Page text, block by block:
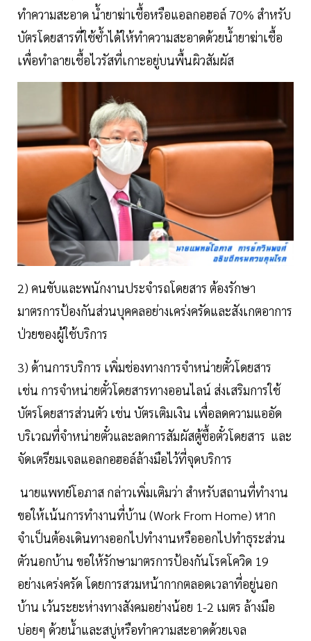
ทำความสะอาด น้ำยาฆ่าเชื้อหรือแอลกอฮอล์ 70% สำหรับ
บัตรโดยสารที่ใช้ซ้ำได้ให้ทำความสะอาดด้วยน้ำยาฆ่าเชื้อ
เพื่อทำลายเชื้อไวรัสที่เกาะอยู่บนพื้นผิวสัมผัส
2) คนขับและพนักงานประจำรถโดยสาร ต้องรักษา
มาตรการป้องกันส่วนบุคคลอย่างเคร่งครัดและสังเกตอาการ
ป่วยของผู้ใช้บริการ
3) ด้านการบริการ เพิ่มช่องทางการจำหน่ายตั๋วโดยสาร
เช่น การจำหน่ายตั๋วโดยสารทางออนไลน์ ส่งเสริมการใช้
บัตรโดยสารส่วนตัว เช่น บัตรเติมเงิน เพื่อลดความแออัด
บริเวณที่จำหน่ายตั๋วและลดการสัมผัสตู้ซื้อตั๋วโดยสาร และ
จัดเตรียมเจลแอลกอฮอล์ล้างมือไว้ที่จุดบริการ
นายแพทย์โอภาส กล่าวเพิ่มเติมว่า สำหรับสถานที่ทำงาน
ขอให้เน้นการทำงานที่บ้าน (Work From Home) หาก
จำเป็นต้องเดินทางออกไปทำงานหรือออกไปทำธุระส่วน
ตัวนอกบ้าน ขอให้รักษามาตรการป้องกันโรคโควิด 19
อย่างเคร่งครัด โดยการสวมหน้ากากตลอดเวลาที่อยู่นอก
บ้าน เว้นระยะห่างทางสังคมอย่างน้อย 1-2 เมตร ล้างมือ
บ่อยๆ ด้วยน้ำและสบู่หรือทำความสะอาดด้วยเจล